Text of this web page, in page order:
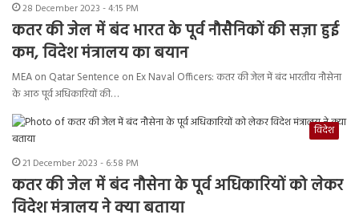
28 December 2023 - 4:15 PM
कतर की जेल में बंद भारत के पूर्व नौसैनिकों की सज़ा हुई
कम, विदेश मंत्रालय का बयान
MEA on Qatar Sentence on Ex Naval Officers: कतर की जेल में बंद भारतीय नौसेना
के आठ पूर्व अधिकारियों की…
विदेश
21 December 2023 - 6:58 PM
कतर की जेल में बंद नौसेना के पूर्व अधिकारियों को लेकर
विदेश मंत्रालय ने क्या बताया